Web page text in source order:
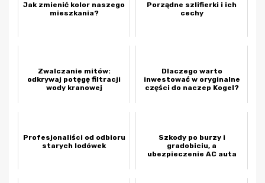
Jak zmienić kolor naszego
mieszkania?
Porządne szlifierki i ich
cechy
Zwalczanie mitów:
odkrywaj potęgę filtracji
wody kranowej
Dlaczego warto
inwestować w oryginalne
części do naczep Kogel?
Profesjonaliści od odbioru
starych lodówek
Szkody po burzy i
gradobiciu, a
ubezpieczenie AC auta